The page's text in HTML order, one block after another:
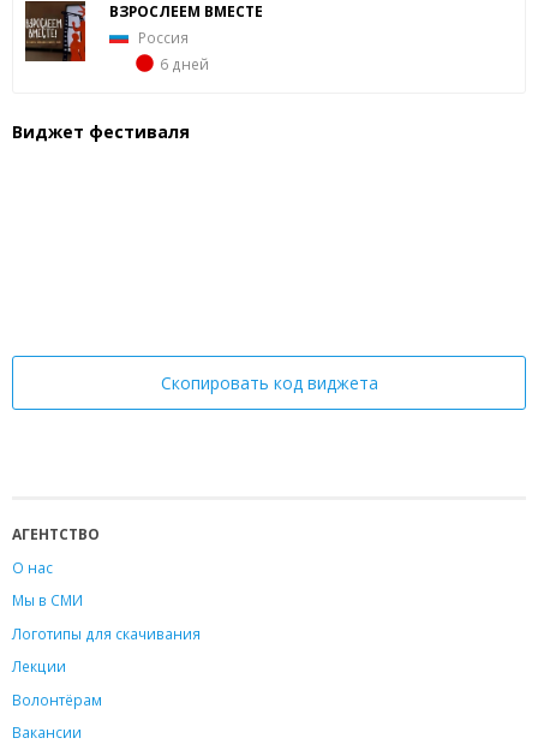
ВЗРОСЛЕЕМ ВМЕСТЕ
Россия
6 дней
Виджет фестиваля
Скопировать код виджета
АГЕНТСТВО
О нас
Мы в СМИ
Логотипы для скачивания
Лекции
Волонтёрам
Вакансии